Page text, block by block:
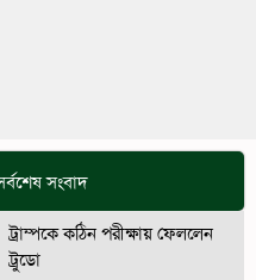
সংবাদ
ট্রাম্পকে কঠিন পরীক্ষায় ফেললেন
ট্রুডো